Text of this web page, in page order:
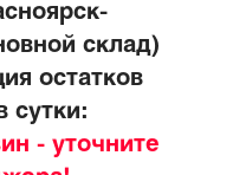
склад)
остатков
сутки:
- уточните